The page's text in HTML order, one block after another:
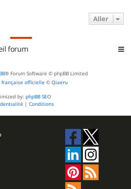
Aller
forum
® Forum Software © phpBB Limited
officielle © Qiaeru
by: phpBB SEO
| Conditions